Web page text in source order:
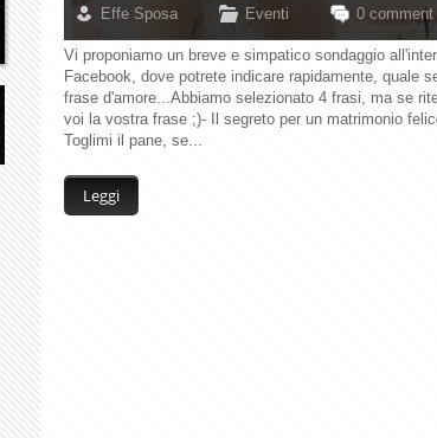
Effe Sposa Eventi 0 comment
Vi proponiamo un breve e simpatico sondaggio
Facebook, dove potrete indicare rapidamente, quale
frase d'amore...Abbiamo selezionato 4 frasi, ma se
voi la vostra frase ;)- Il segreto per un matrimonio
Toglimi il pane, se...
Leggi